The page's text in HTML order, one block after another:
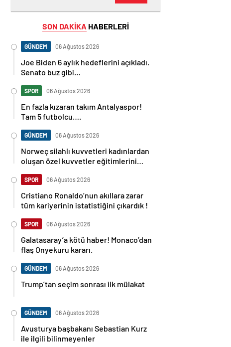
SON DAKİKA HABERLERİ
GÜNDEM 06 Ağustos 2026
Joe Biden 6 aylık hedeflerini açıkladı.
Senato buz gibi…
SPOR 06 Ağustos 2026
En fazla kızaran takım Antalyaspor!
Tam 5 futbolcu….
GÜNDEM 06 Ağustos 2026
Norweç silahlı kuvvetleri kadınlardan
oluşan özel kuvvetler eğitimlerini
SPOR 06 Ağustos 2026
Cristiano Ronaldo’nun akıllara zarar
tüm kariyerinin istatistiğini çıkardık !
SPOR 06 Ağustos 2026
Galatasaray’a kötü haber! Monaco’dan
flaş Onyekuru kararı.
GÜNDEM 06 Ağustos 2026
Trump’tan seçim sonrası ilk mülakat
GÜNDEM 06 Ağustos 2026
Avusturya başbakanı Sebastian Kurz
ile ilgili bilinmeyenler